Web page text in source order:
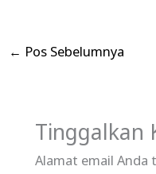
← Pos Sebelumnya
Tinggalkan
Alamat email Anda